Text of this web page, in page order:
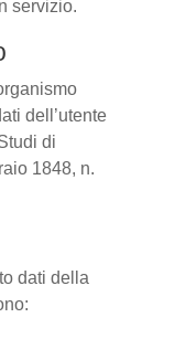
servizio.
dell’utente
di
1848, n.
dati della